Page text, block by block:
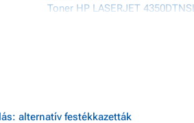
Toner HP LASERJET
alternatív festékkazetták